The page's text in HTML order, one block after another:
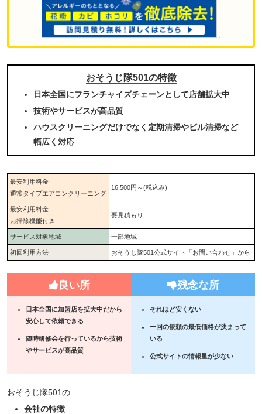
おそうじ隊501の特徴
日本全国にフランチャイズチェーンとして店舗拡大中
技術やサービスが高品質
ハウスクリーニングだけでなく定期清掃やビル清掃など
幅広く対応
最安利用料金
通常タイプエアコンクリーニング
16,500円～(税込み)
最安利用料金
お掃除機能付き
要見積もり
サービス対象地域 一部地域
初回利用方法 おそうじ隊501公式サイト「お問い合わせ」から
良い所 残念な所
日本全国に加盟店を拡大中だから
安心して依頼できる
随時研修会を行っているから技術
やサービスが高品質
それほど安くない
一回の依頼の最低価格が決まって
いる
公式サイトの情報量が少ない
おそうじ隊501の
会社の特徴